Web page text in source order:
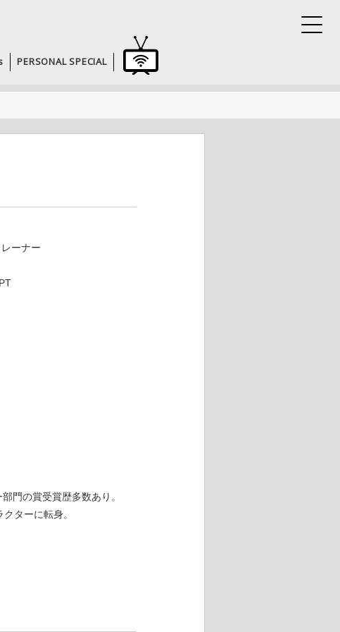
PERSONAL SPECIAL
ーナー
門の賞受賞歴多数あり。
ターに転身。